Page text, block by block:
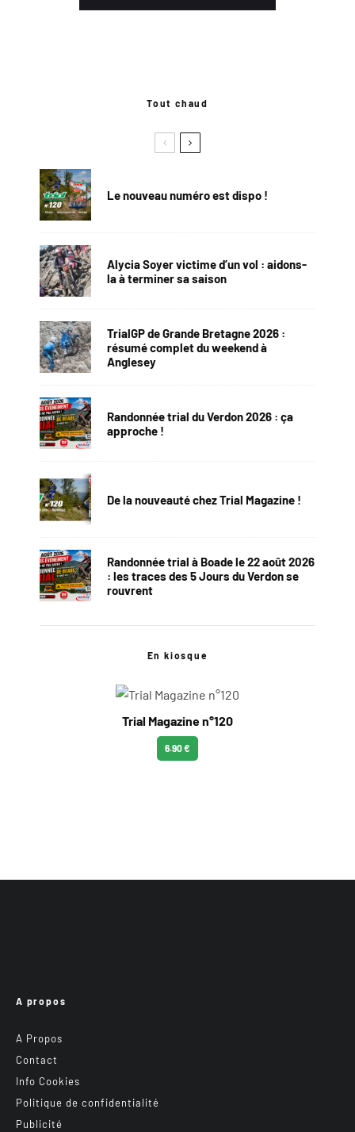
Tout chaud
Le nouveau numéro est dispo !
Alycia Soyer victime d’un vol : aidons-
la à terminer sa saison
TrialGP de Grande Bretagne 2026 :
résumé complet du weekend à
Anglesey
Randonnée trial du Verdon 2026 : ça
approche !
De la nouveauté chez Trial Magazine !
Randonnée trial à Boade le 22 août 2026
: les traces des 5 Jours du Verdon se
rouvrent
En kiosque
Trial Magazine n°120
6.90 €
A propos
A Propos
Contact
Info Cookies
Politique de confidentialité
Publicité